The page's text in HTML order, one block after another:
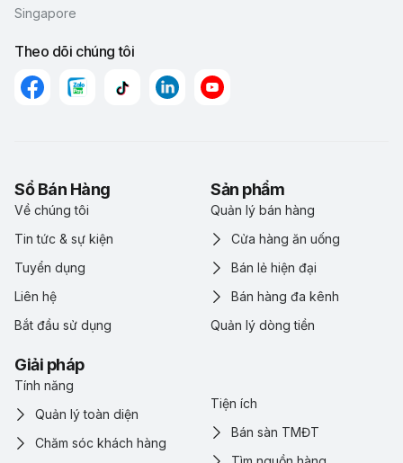
Singapore
Theo dõi chúng tôi
Sổ Bán Hàng
Về chúng tôi
Tin tức & sự kiện
Tuyển dụng
Liên hệ
Bắt đầu sử dụng
Sản phẩm
Quản lý bán hàng
Cửa hàng ăn uống
Bán lẻ hiện đại
Bán hàng đa kênh
Quản lý dòng tiền
Giải pháp
Tính năng
Quản lý toàn diện
Chăm sóc khách hàng
Tiện ích
Bán sàn TMĐT